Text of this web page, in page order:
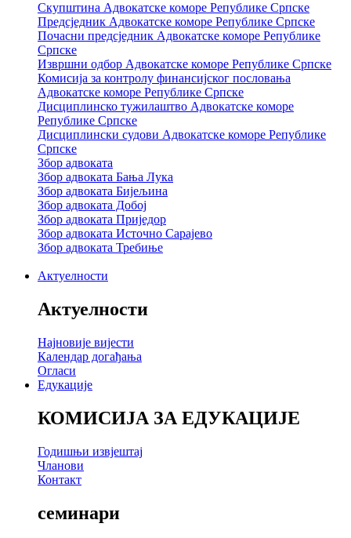
Скупштина Адвокатске коморе Републике Српске
Предсједник Адвокатске коморе Републике Српске
Почасни предсједник Адвокатске коморе Републике
Српске
Извршни одбор Адвокатске коморе Републике Српске
Комисија за контролу финансијског пословања
Адвокатске коморе Републике Српске
Дисциплинско тужилаштво Адвокатске коморе
Републике Српске
Дисциплински судови Адвокатске коморе Републике
Српске
Збор адвоката
Збор адвоката Бања Лука
Збор адвоката Бијељина
Збор адвоката Добој
Збор адвоката Приједор
Збор адвоката Источно Сарајево
Збор адвоката Требиње
Актуелности
Актуелности
Најновије вијести
Календар догађања
Огласи
Едукације
КОМИСИЈА ЗА ЕДУКАЦИЈЕ
Годишњи извјештај
Чланови
Контакт
семинари